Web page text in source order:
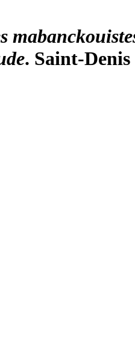
. Saint-